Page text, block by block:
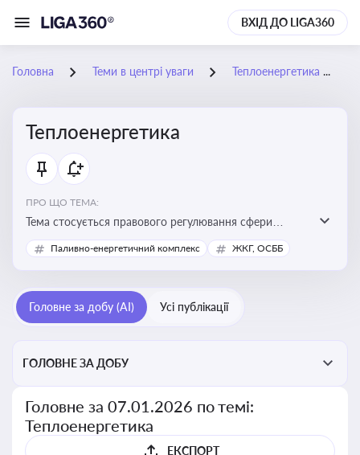
ВХІД ДО LIGA360
Головна Теми в центрі уваги Теплоенергетика
Теплоенергетика
ПРО ЩО ТЕМА:
Тема стосується правового регулювання сфери
теплопостачання в Україні, що є важливою для
енергетичної безпеки, економіки підприємств та
комунальних послуг
Паливно-енергетичний комплекс ЖКГ, ОСББ
Головне за добу (AI) Усі публікації
ГОЛОВНЕ ЗА ДОБУ
Головне за 07.01.2026 по темі:
Теплоенергетика
ЕКСПОРТ